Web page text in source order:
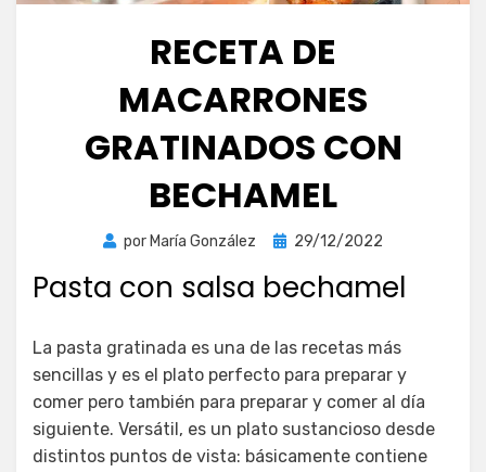
RECETA DE
MACARRONES
GRATINADOS CON
BECHAMEL
por María González
Publicada
29/12/2022
Pasta con salsa bechamel
La pasta gratinada es una de las recetas más
sencillas y es el plato perfecto para preparar y
comer pero también para preparar y comer al día
siguiente. Versátil, es un plato sustancioso desde
distintos puntos de vista: básicamente contiene